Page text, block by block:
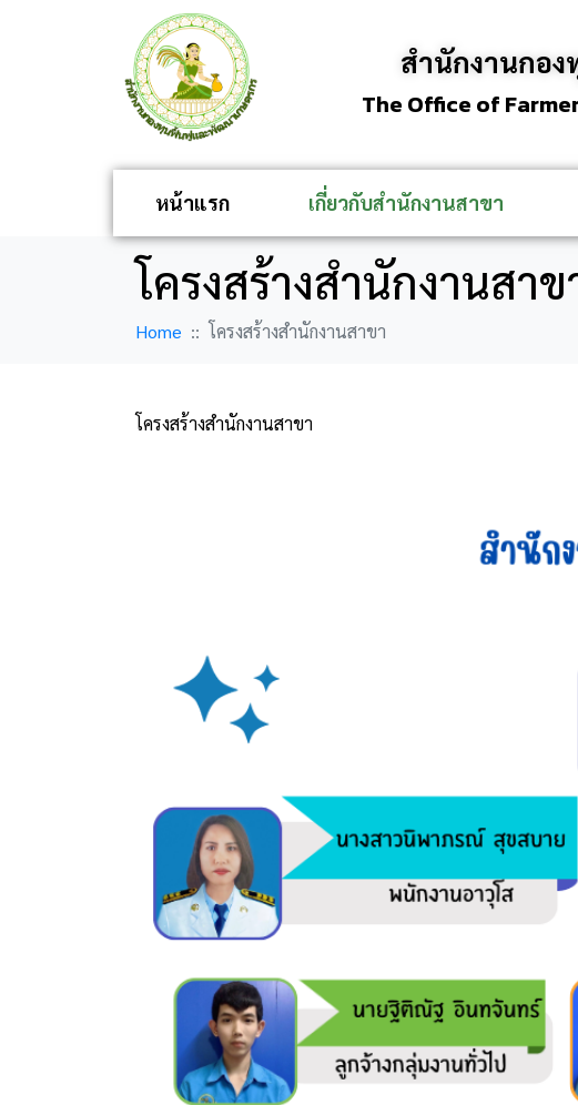
สำนักงานกอ
The Office of
หน้าแรก เกี่ยวกับสำนักงานสาขา
โครงสร้างสำนักงานสาข
Home โครงสร้างสำนักงานสาขา
โครงสร้างสำนักงานสาขา